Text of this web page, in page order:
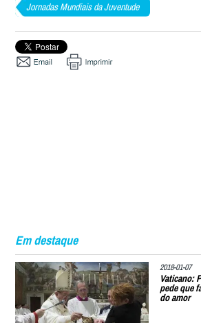
Jornadas Mundiais da Juventude
Em destaque
2018-01-07
Vaticano:
pede que
do amor